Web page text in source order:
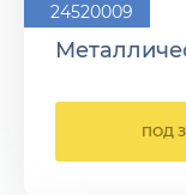
24520009
ПОД